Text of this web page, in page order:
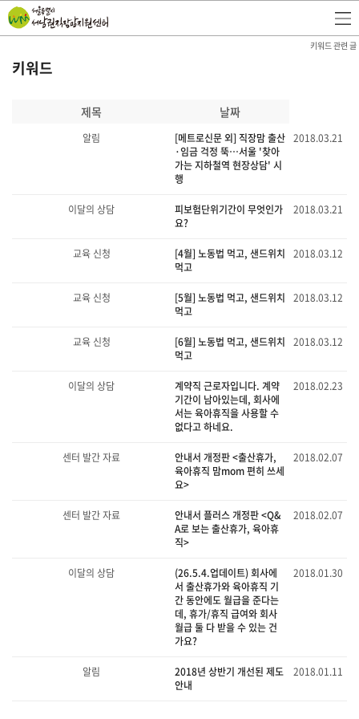
키워드
키워드 관련 글
제목 날짜
알림
[메트로신문 외] 직장맘 출산
·임금 걱정 뚝…서울 '찾아
가는 지하철역 현장상담' 시
행
2018.03.21
이달의 상담
피보험단위기간이 무엇인가
요?
2018.03.21
교육 신청
[4월] 노동법 먹고, 샌드위치
먹고
2018.03.12
교육 신청
[5월] 노동법 먹고, 샌드위치
먹고
2018.03.12
교육 신청
[6월] 노동법 먹고, 샌드위치
먹고
2018.03.12
이달의 상담
계약직 근로자입니다. 계약
기간이 남아있는데, 회사에
서는 육아휴직을 사용할 수
없다고 하네요.
2018.02.23
센터 발간 자료
안내서 개정판 <출산휴가,
육아휴직 맘mom 편히 쓰세
요>
2018.02.07
센터 발간 자료
안내서 플러스 개정판 <Q&
A로 보는 출산휴가, 육아휴
직>
2018.02.07
이달의 상담
(26.5.4.업데이트) 회사에
서 출산휴가와 육아휴직 기
간 동안에도 월급을 준다는
데, 휴가/휴직 급여와 회사
월급 둘 다 받을 수 있는 건
가요?
2018.01.30
알림
2018년 상반기 개선된 제도
안내
2018.01.11